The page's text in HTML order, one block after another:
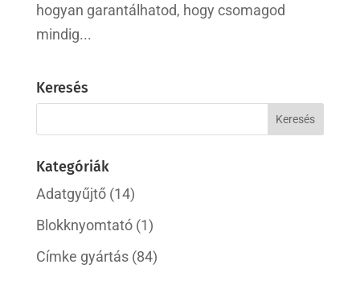
hogyan garantálhatod, hogy csomagod
mindig...
Keresés
Kategóriák
Adatgyűjtő(14)
Blokknyomtató(1)
Címke gyártás(84)